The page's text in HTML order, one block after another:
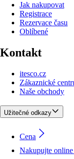
Jak nakupovat
Registrace
Rezervace času
Oblíbené
Kontakt
itesco.cz
Zákaznické
Naše obchody
Užitečné odkazy
Cena
Nakupujte online